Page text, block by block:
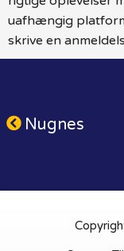
uafhængig
skrive en
Nugnes